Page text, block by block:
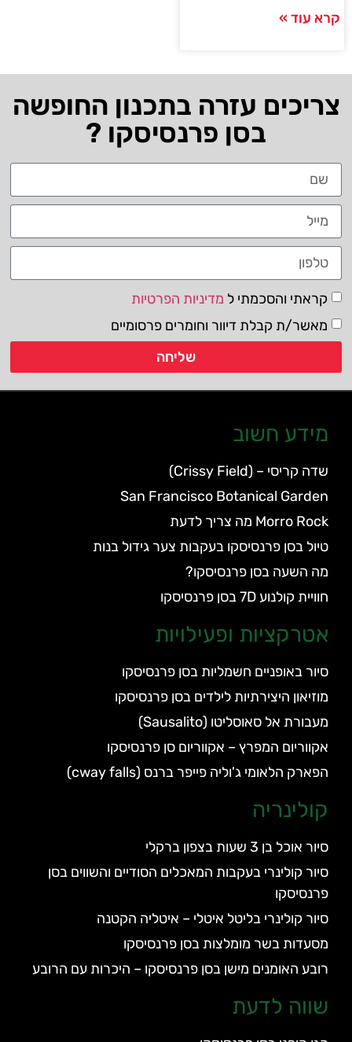
קרא עוד »
צריכים עזרה בתכנון החופשה
בסן פרנסיסקו ?
קראתי והסכמתי ל מדיניות הפרטיות
מאשר/ת קבלת דיוור וחומרים פרסומיים
שליחה
מידע חשוב
שדה קריסי – (Crissy Field)
San Francisco Botanical Garden
Morro Rock מה צריך לדעת
טיול בסן פרנסיסקו בעקבות צער גידול בנות
מה השעה בסן פרנסיסקו?
חוויית קולנוע 7D בסן פרנסיסקו
אטרקציות ופעילויות
סיור באופניים חשמליות בסן פרנסיסקו
מוזיאון היצירתיות לילדים בסן פרנסיסקו
מעבורת אל סאוסליטו (Sausalito)
אקווריום המפרץ – אקווריום סן פרנסיסקו
הפארק הלאומי ג'וליה פייפר ברנס (cway falls)
קולינריה
סיור אוכל בן 3 שעות בצפון ברקלי
סיור קולינרי בעקבות המאכלים הסודיים והשווים בסן
פרנסיסקו
סיור קולינרי בליטל איטלי – איטליה הקטנה
מסעדות בשר מומלצות בסן פרנסיסקו
רובע האומנים מישן בסן פרנסיסקו – היכרות עם הרובע
שווה לדעת